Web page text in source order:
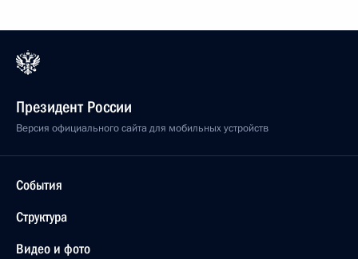
Президент России
Версия официального сайта для мобильных устройств
События
Структура
Видео и фото